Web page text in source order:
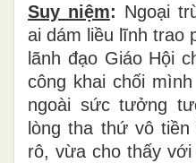
Suy niệm: Ngoại tr
ai dám liều lĩnh trao
lãnh đạo Giáo Hội
công khai chối mì
ngoài sức tưởng t
lòng tha thứvôtiền
rô, vừa cho thấy với